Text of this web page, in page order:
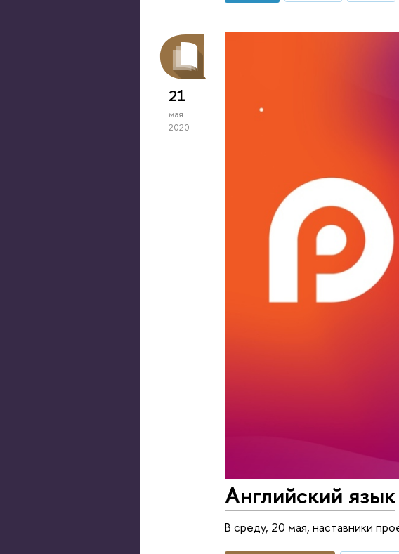
21
мая
2020
Английский язык
В среду, 20 мая, наставники